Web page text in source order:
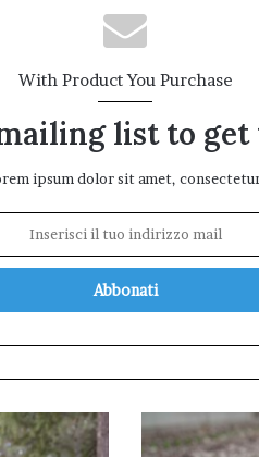
With Product You Purchase
list to get
ipsum dolor sit amet,
Pollo
del